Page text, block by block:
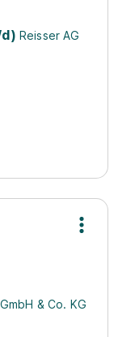
Reisser AG
& Co. KG